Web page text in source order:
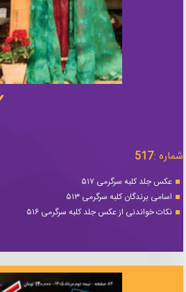
شماره :517
عکس جلد کلبه سرگرمی ۵۱۷
اسامی برندگان کلبه سرگرمی ۵۱۳
نکات خواندنی از عکس جلد کلبه سرگرمی ۵۱۶